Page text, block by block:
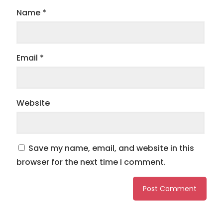
Name *
Email *
Website
Save my name, email, and website in this
browser for the next time I comment.